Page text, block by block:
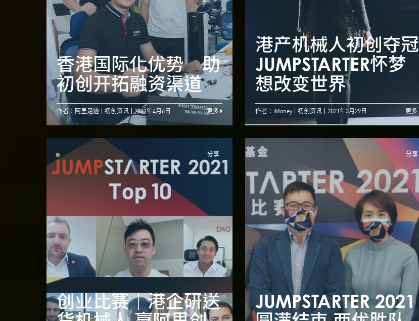
香港国际化优势 助
初创开拓融资渠道
香港国际化优势 助
初创开拓融资渠道
作者：阿里足迹 初创资讯 2021年4月6日 更多
港产机械人初创夺冠
JUMPSTARTER怀梦
想改变世界
作者：iMoney 初创资讯 2021年3月29日 更多
分享
创业比赛｜港企研送
创业比赛｜港企研送
分享
JUMPSTARTER 2021